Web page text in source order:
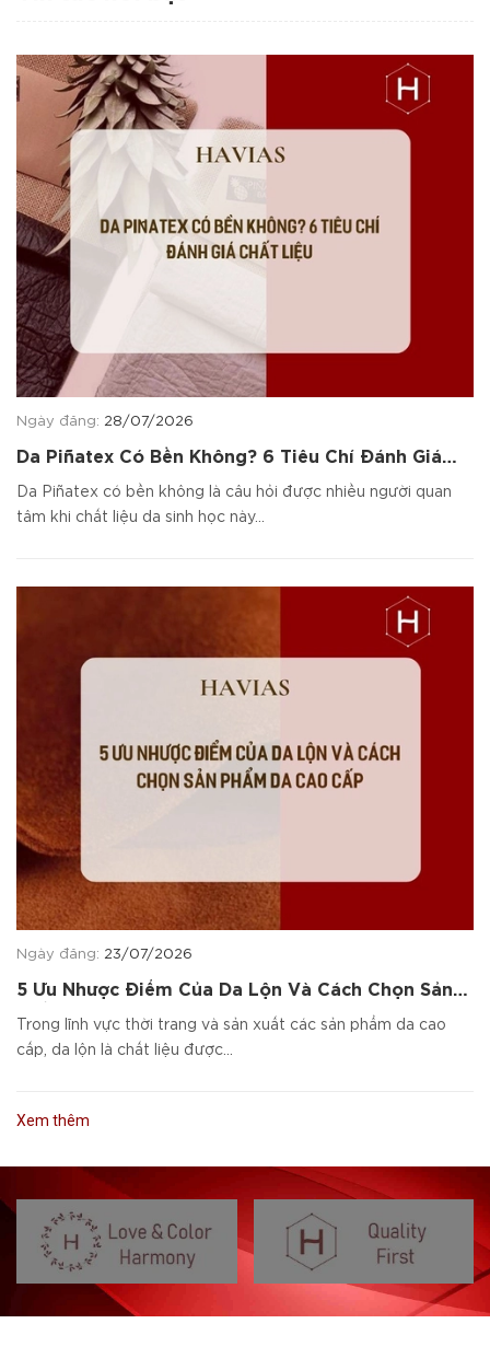
Ngày đăng: 28/07/2026
Da Piñatex Có Bền Không? 6 Tiêu Chí Đánh Giá
Chất Liệu
Da Piñatex có bền không là câu hỏi được nhiều người quan
tâm khi chất liệu da sinh học này...
Ngày đăng: 23/07/2026
5 Ưu Nhược Điểm Của Da Lộn Và Cách Chọn Sản
Trong lĩnh vực thời trang và sản xuất các sản phẩm da cao
cấp, da lộn là chất liệu được...
Xem thêm